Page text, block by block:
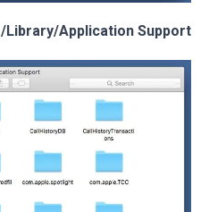
/Library/Application Support